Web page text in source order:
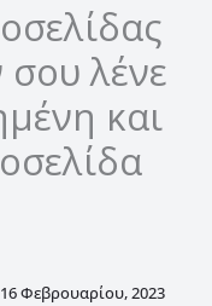
λένε
και
16 Φεβρουαρίου, 2023